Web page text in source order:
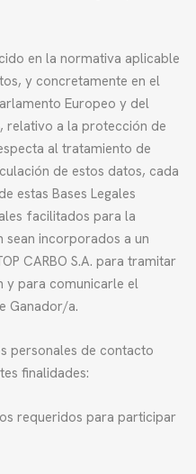
en la normativa aplicable
y concretamente en el
Europeo y del
relativo a la protección de
al tratamiento de
de estos datos, cada
estas Bases Legales
facilitados para la
sean incorporados a un
CARBO S.A. para tramitar
y para comunicarle el
Ganador/a.
personales de contacto
finalidades:
requeridos para participar